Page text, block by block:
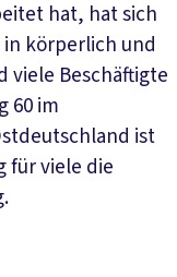
hat, hat sich
körperlich und
viele Beschäftigte
60 im
ist
für viele die